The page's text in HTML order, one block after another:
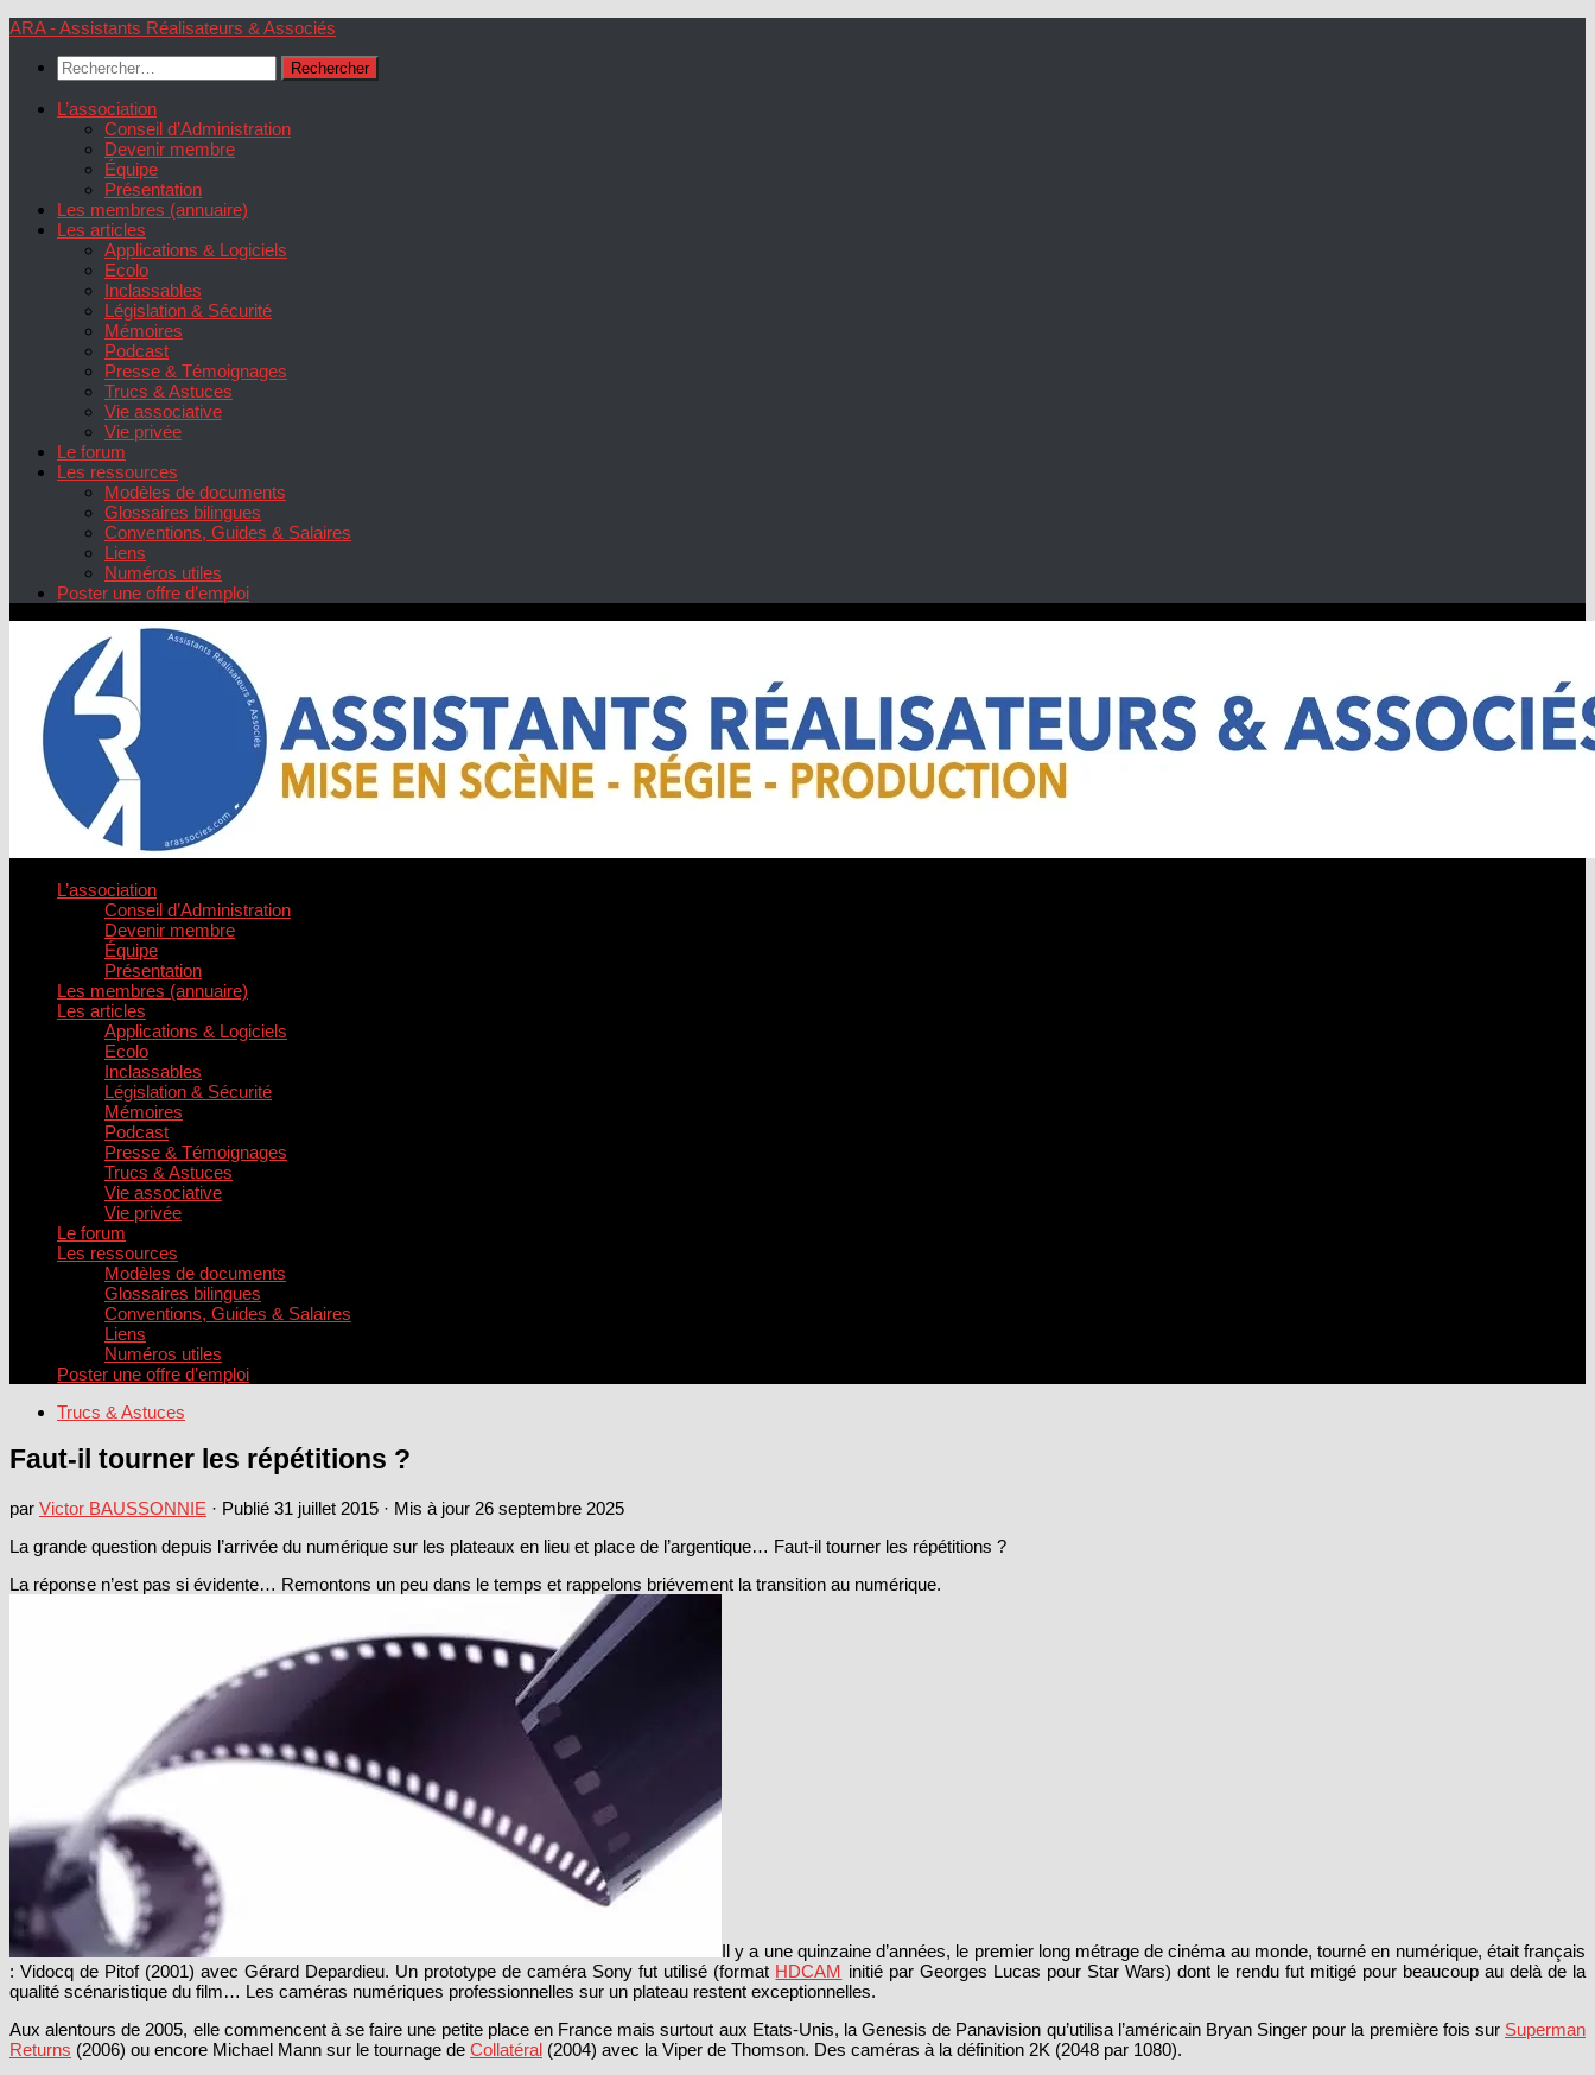
Skip
content
ARA - Assistants Réalisateurs & Associés
Rechercher :
L’association
Conseil d’Administration
Devenir membre
Équipe
Présentation
Les membres (annuaire)
Les articles
Applications & Logiciels
Ecolo
Inclassables
Législation & Sécurité
Mémoires
Podcast
Presse & Témoignages
Trucs & Astuces
Vie associative
Vie privée
Le forum
Les ressources
Modèles de documents
Glossaires bilingues
Conventions, Guides & Salaires
Liens
Numéros utiles
Poster une offre d’emploi
L’association
Conseil d’Administration
Devenir membre
Équipe
Présentation
Les membres (annuaire)
Les articles
Applications & Logiciels
Ecolo
Inclassables
Législation & Sécurité
Mémoires
Podcast
Presse & Témoignages
Trucs & Astuces
Vie associative
Vie privée
Le forum
Les ressources
Modèles de documents
Glossaires bilingues
Conventions, Guides & Salaires
Liens
Numéros utiles
Poster une offre d’emploi
Trucs & Astuces
Faut-il tourner les répétitions ?
par Victor BAUSSONNIE · Publié 31 juillet 2015 · Mis à jour 26 septembre 2025
La grande question depuis l’arrivée du numérique sur les plateaux en lieu et place de l’argentique… Faut-il tourner les répétitions ?
La réponse n’est pas si évidente… Remontons un peu dans le temps et rappelons briévement la transition au numérique.
Il y a une quinzaine d’années, le premier long métrage de cinéma au monde, tourné en numérique, était français
: Vidocq de Pitof (2001) avec Gérard Depardieu. Un prototype de caméra Sony fut utilisé (format HDCAM initié par Georges Lucas pour Star Wars) dont le rendu fut mitigé pour beaucoup au delà de la
qualité scénaristique du film… Les caméras numériques professionnelles sur un plateau restent exceptionnelles.
Aux alentours de 2005, elle commencent à se faire une petite place en France mais surtout aux Etats-Unis, la Genesis de Panavision qu’utilisa l’américain Bryan Singer pour la première fois sur Superman
Returns (2006) ou encore Michael Mann sur le tournage de Collatéral (2004) avec la Viper de Thomson. Des caméras à la définition 2K (2048 par 1080).